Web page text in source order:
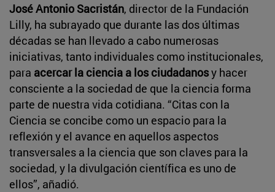
José Antonio Sacristán, director de la Fundación
Lilly, ha subrayado que durante las dos últimas
décadas se han llevado a cabo numerosas
iniciativas, tanto individuales como institucionales,
para acercar la ciencia a los ciudadanosy hacer
consciente a la sociedad de que la ciencia forma
parte de nuestra vida cotidiana. “Citas con la
Ciencia se concibe como un espacio para la
reflexión y el avance en aquellos aspectos
transversales a la ciencia que son claves para la
sociedad, y la divulgación científica es uno de
ellos”, añadió.